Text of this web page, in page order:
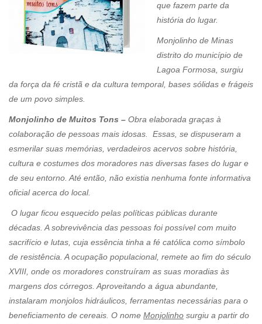
que fazem parte da
história do lugar.
Monjolinho de Minas
distrito do município de
Lagoa Formosa, surgiu
da força da fé cristã e da cultura temporal, bases sólidas e frágeis
de um povo simples.
Monjolinho de Muitos Tons – Obra elaborada graças à
colaboração de pessoas mais idosas. Essas, se dispuseram a
esmerilar suas memórias, verdadeiros acervos sobre história,
cultura e costumes dos moradores nas diversas fases do lugar e
de seu entorno. Até então, não existia nenhuma fonte informativa
oficial acerca do local.
O lugar ficou esquecido pelas políticas públicas durante
décadas. A sobrevivência das pessoas foi possível com muito
sacrifício e lutas, cuja essência tinha a fé católica como símbolo
de resistência. A ocupação populacional, remete ao fim do século
XVIII, onde os moradores construíram as suas moradias às
margens dos córregos. Aproveitando a água abundante,
instalaram monjolos hidráulicos, ferramentas necessárias para o
beneficiamento de cereais. O nome Monjolinho surgiu a partir do